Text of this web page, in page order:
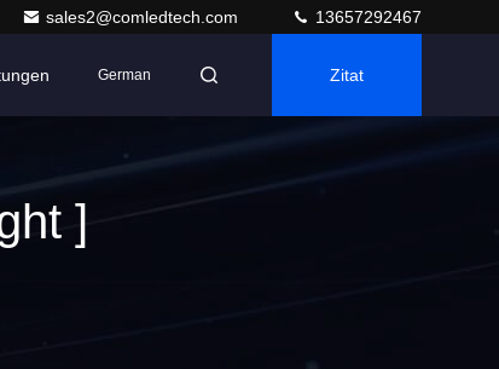
sales2@comledtech.com 13657292467
German Zitat
]